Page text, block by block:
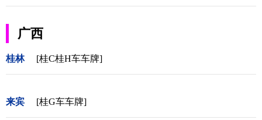
广西
桂林 [桂C桂H车车牌]
来宾 [桂G车车牌]